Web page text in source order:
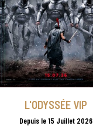
L'ODYSSÉE VIP
Depuis le 15 Juillet 2026